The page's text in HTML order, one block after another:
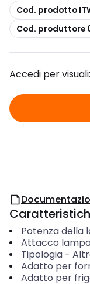
copia
Cod. prodotto
copia
Cod. produttore
Accedi per
Potenza della
Attacco
Tipologia-
Adatto per
Adatto per